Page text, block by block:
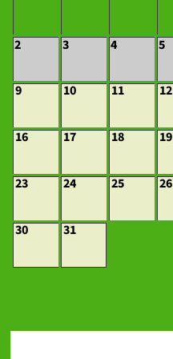
2 3 4 5
9 10 11 12
16 17 18 19
23 24 25 26
30 31